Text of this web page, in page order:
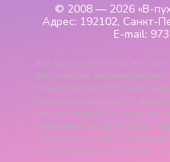
© 2008 — 2026 «В-
Адрес: 192102, Санкт-
E-mail:
Вся представленная на
(параметры,
стоимость), носит только
при каких условиях не
определяемой положениями
Указанные на сайте цены -
отличаться от
представленные на сайте,